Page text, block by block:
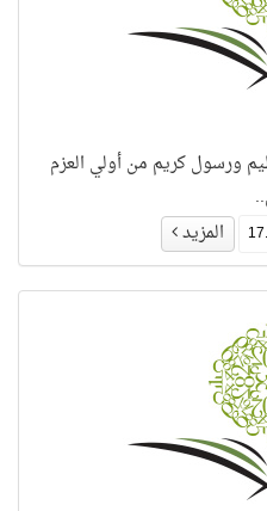
ورسول كريم من أولي العزم
المزيد